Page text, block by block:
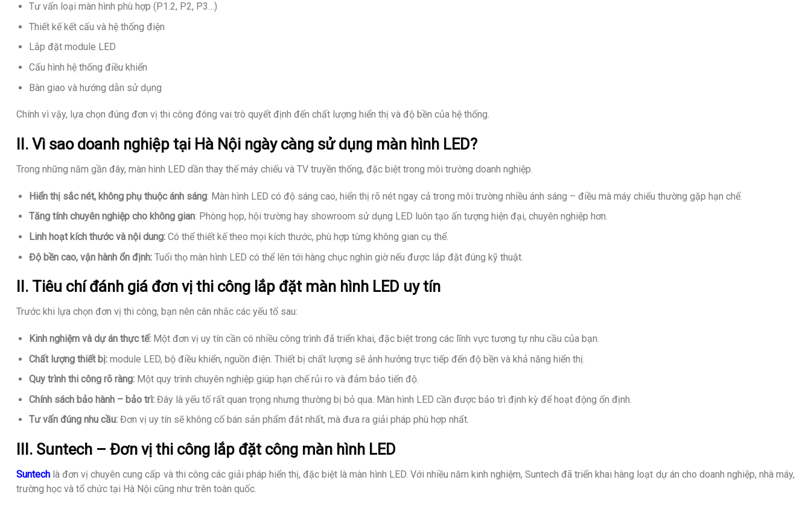
Tư vấn loại màn hình phù hợp (P1.2, P2, P3…)
Thiết kế kết cấu và hệ thống điện
Lắp đặt module LED
Cấu hình hệ thống điều khiển
Bàn giao và hướng dẫn sử dụng
Chính vì vậy, lựa chọn đúng đơn vị thi công đóng vai trò quyết định đến chất lượng hiển thị và độ bền của hệ thống.
II. Vì sao doanh nghiệp tại Hà Nội ngày càng sử dụng màn hình LED?
Trong những năm gần đây, màn hình LED dần thay thế máy chiếu và TV truyền thống, đặc biệt trong môi trường doanh nghiệp.
Hiển thị sắc nét, không phụ thuộc ánh sáng: Màn hình LED có độ sáng cao, hiển thị rõ nét ngay cả trong môi trường nhiều ánh sáng – điều mà máy chiếu thường gặp hạn chế.
Tăng tính chuyên nghiệp cho không gian: Phòng họp, hội trường hay showroom sử dụng LED luôn tạo ấn tượng hiện đại, chuyên nghiệp hơn.
Linh hoạt kích thước và nội dung: Có thể thiết kế theo mọi kích thước, phù hợp từng không gian cụ thể.
Độ bền cao, vận hành ổn định: Tuổi thọ màn hình LED có thể lên tới hàng chục nghìn giờ nếu được lắp đặt đúng kỹ thuật.
II. Tiêu chí đánh giá đơn vị thi công lắp đặt màn hình LED uy tín
Trước khi lựa chọn đơn vị thi công, bạn nên cân nhắc các yếu tố sau:
Kinh nghiệm và dự án thực tế: Một đơn vị uy tín cần có nhiều công trình đã triển khai, đặc biệt trong các lĩnh vực tương tự nhu cầu của bạn.
Chất lượng thiết bị: module LED, bộ điều khiển, nguồn điện. Thiết bị chất lượng sẽ ảnh hưởng trực tiếp đến độ bền và khả năng hiển thị.
Quy trình thi công rõ ràng: Một quy trình chuyên nghiệp giúp hạn chế rủi ro và đảm bảo tiến độ.
Chính sách bảo hành – bảo trì: Đây là yếu tố rất quan trọng nhưng thường bị bỏ qua. Màn hình LED cần được bảo trì định kỳ để hoạt động ổn định.
Tư vấn đúng nhu cầu: Đơn vị uy tín sẽ không cố bán sản phẩm đắt nhất, mà đưa ra giải pháp phù hợp nhất.
III. Suntech – Đơn vị thi công lắp đặt công màn hình LED
Suntech là đơn vị chuyên cung cấp và thi công các giải pháp hiển thị, đặc biệt là màn hình LED. Với nhiều năm kinh nghiệm, Suntech đã triển khai hàng loạt dự án cho doanh nghiệp, nhà máy,
trường học và tổ chức tại Hà Nội cũng như trên toàn quốc.